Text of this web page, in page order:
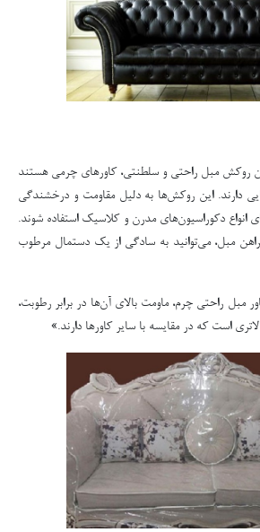
روکش مبل راحتی و سلطنتی، کاورهای چرمی هستند
دارند. این روکش‌ها به دلیل مقاومت و درخشندگی
انواع دکوراسیون‌های مدرن و کلاسیک استفاده شوند.
مبل، می‌توانید به سادگی از یک دستمال مرطوب
مبل راحتی چرم، ماومت بالای آن‌ها در برابر رطوبت،
است که در مقایسه با سایر کاورها دارند.»